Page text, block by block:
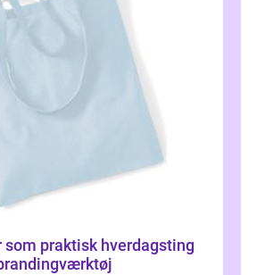
som praktisk hverdagsting